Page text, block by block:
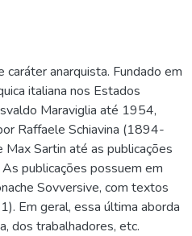
anarquista. Fundado em
italiana nos Estados
Maraviglia até 1954,
Raffaele Schiavina (1894-
Sartin até as publicações
publicações possuem em
Sovversive, com textos
Em geral, essa última aborda
dos trabalhadores, etc.